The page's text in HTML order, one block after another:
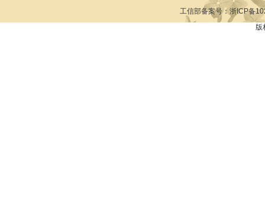
工信部备案号：浙ICP备
版